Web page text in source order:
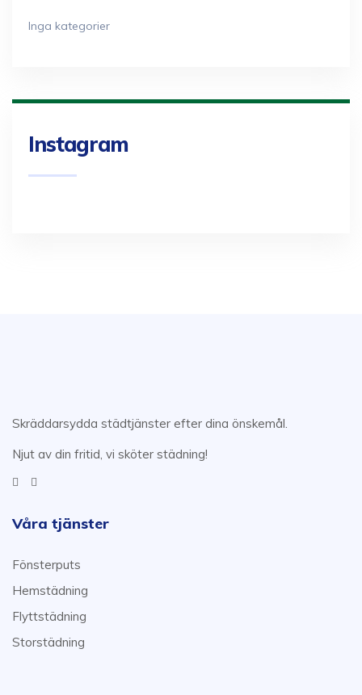
Inga kategorier
Instagram
Skräddarsydda städtjänster efter dina önskemål.
Njut av din fritid, vi sköter städning!
Våra tjänster
Fönsterputs
Hemstädning
Flyttstädning
Storstädning